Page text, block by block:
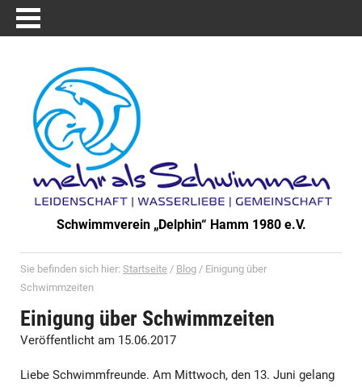
Schwimmverein „Delphin“ Hamm 1980 e.V.
Sie befinden sich hier: Startseite / Blog / Einigung über
Schwimmzeiten
Einigung über Schwimmzeiten
Veröffentlicht am 15.06.2017
Liebe Schwimmfreunde. Am Mittwoch, den 13. Juni gelang